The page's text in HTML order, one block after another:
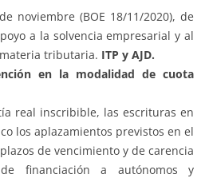
noviembre (BOE 18/11/2020), de
a la solvencia empresarial y al
tributaria. ITP y AJD.
en la modalidad de cuota
real inscribible, las escrituras en
los aplazamientos previstos en el
de vencimiento y de carencia
financiación a autónomos y